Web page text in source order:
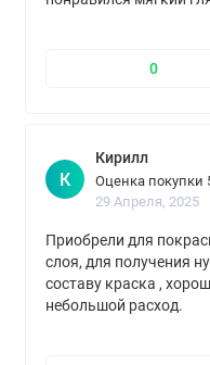
0
К
Кирилл
Оценка покупки
29 Апреля, 2025
Приобрели для
слоя, для получения
составу краска ,
небольшой расход.